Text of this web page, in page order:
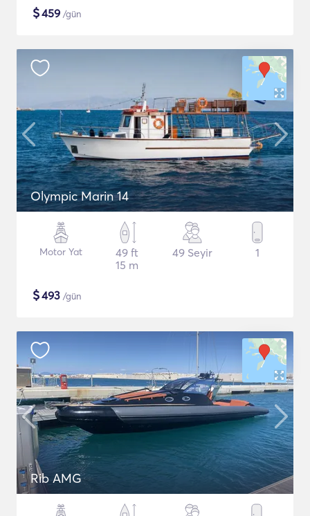
$459 /gün
Olympic Marin 14
Motor Yat
49 ft
15 m
49 Seyir 1
$493 /gün
Rib AMG